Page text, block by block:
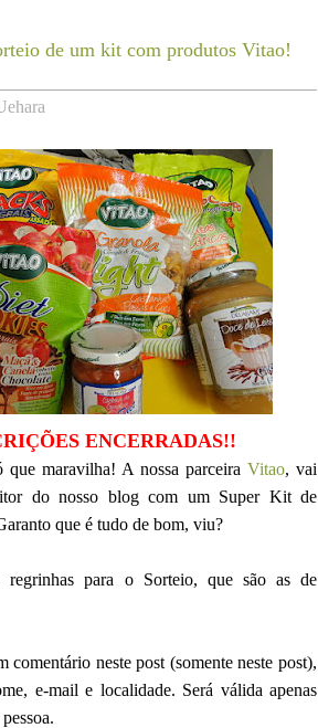
de um kit com produtos Vitao!
ENCERRADAS!!
que maravilha! A nossa parceira Vitao, vai
do nosso blog com um Super Kit de
que é tudo de bom, viu?
regrinhas para o Sorteio, que são as de
comentário neste post (somente neste post),
e-mail e localidade. Será válida apenas